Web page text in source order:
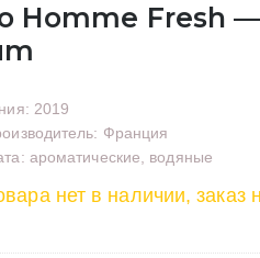
Homme Fresh
2019
Франция
ароматические, водяные
нет в наличии, заказ